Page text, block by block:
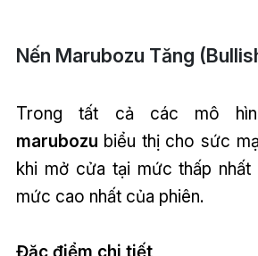
Nến Marubozu Tăng
Trong tất cả các mô
marubozu biểu thị cho sức
khi mở cửa tại mức thấp
mức cao nhất của phiên.
Đặc điểm chi tiết